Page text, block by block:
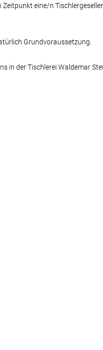
eine/n
Grundvoraussetzung.
in der Tischlerei Waldemar